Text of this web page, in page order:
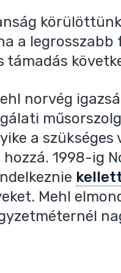
a
norvég
a szükséges
1998-ig
Mehl